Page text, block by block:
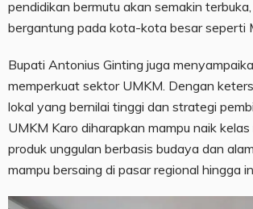
pendidikan bermutu akan semakin
bergantung pada kota-kota besar seperti
Bupati Antonius Ginting juga
memperkuat sektor UMKM. Dengan
lokal yang bernilai tinggi dan strategi
UMKM Karo diharapkan mampu naik
produk unggulan berbasis budaya dan
mampu bersaing di pasar regional hingga